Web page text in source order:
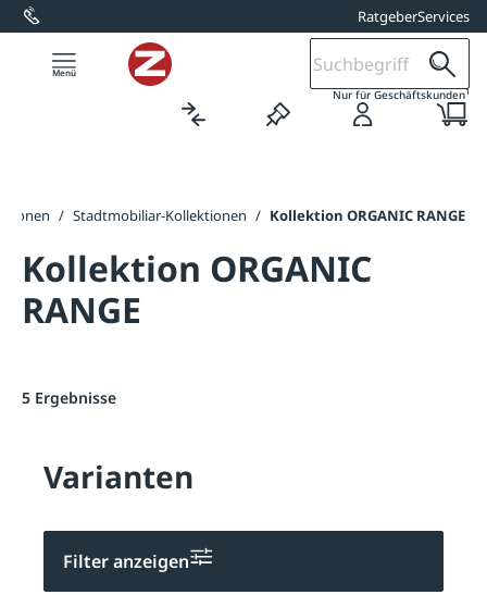
springen RatgeberServices
Nur für Geschäftskunden1
/ Stadtmobiliar-Kollektionen / Kollektion ORGANIC RANGE
Kollektion ORGANIC
RANGE
5 Ergebnisse
Varianten
Filter anzeigen